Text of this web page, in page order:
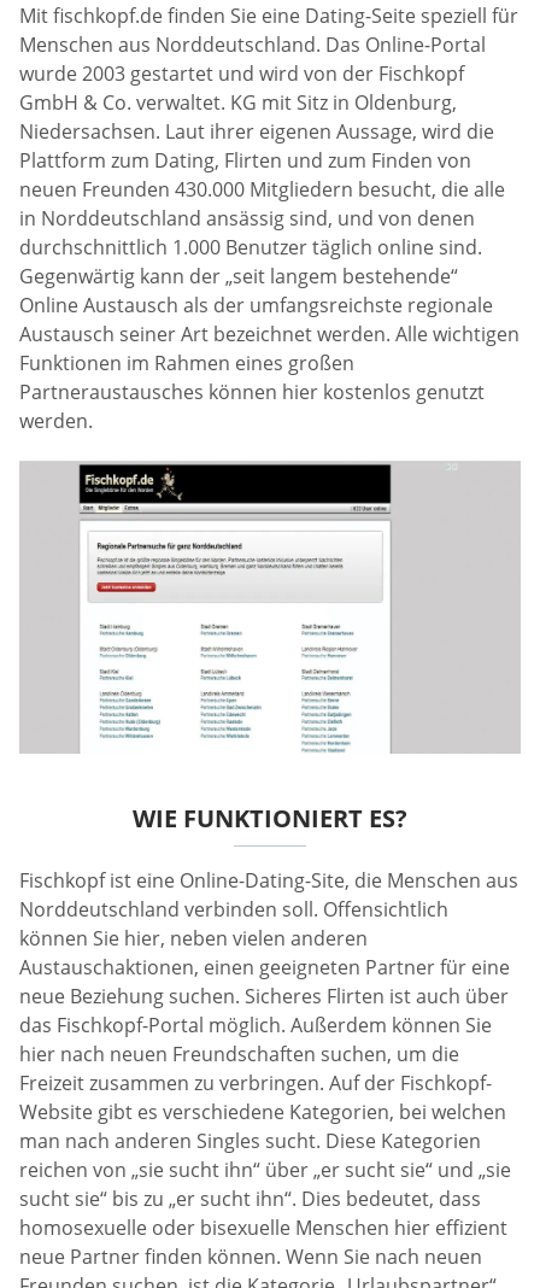
Mit fischkopf.de finden Sie eine Dating-Seite speziell für
Menschen aus Norddeutschland. Das Online-Portal
wurde 2003 gestartet und wird von der Fischkopf
GmbH & Co. verwaltet. KG mit Sitz in Oldenburg,
Niedersachsen. Laut ihrer eigenen Aussage, wird die
Plattform zum Dating, Flirten und zum Finden von
neuen Freunden 430.000 Mitgliedern besucht, die alle
in Norddeutschland ansässig sind, und von denen
durchschnittlich 1.000 Benutzer täglich online sind.
Gegenwärtig kann der „seit langem bestehende“
Online Austausch als der umfangsreichste regionale
Austausch seiner Art bezeichnet werden. Alle wichtigen
Funktionen im Rahmen eines großen
Partneraustausches können hier kostenlos genutzt
werden.
WIE FUNKTIONIERT ES?
Fischkopf ist eine Online-Dating-Site, die Menschen aus
Norddeutschland verbinden soll. Offensichtlich
können Sie hier, neben vielen anderen
Austauschaktionen, einen geeigneten Partner für eine
neue Beziehung suchen. Sicheres Flirten ist auch über
das Fischkopf-Portal möglich. Außerdem können Sie
hier nach neuen Freundschaften suchen, um die
Freizeit zusammen zu verbringen. Auf der Fischkopf-
Website gibt es verschiedene Kategorien, bei welchen
man nach anderen Singles sucht. Diese Kategorien
reichen von „sie sucht ihn“ über „er sucht sie“ und „sie
sucht sie“ bis zu „er sucht ihn“. Dies bedeutet, dass
homosexuelle oder bisexuelle Menschen hier effizient
neue Partner finden können. Wenn Sie nach neuen